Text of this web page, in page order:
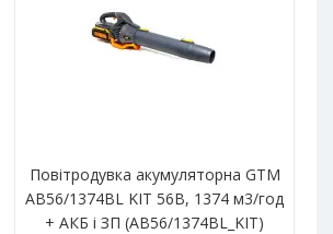
Повітродувка акумуляторна GTM
AB56/1374BL KIT 56В, 1374 м3/год
+ АКБ і ЗП (AB56/1374BL_KIT)